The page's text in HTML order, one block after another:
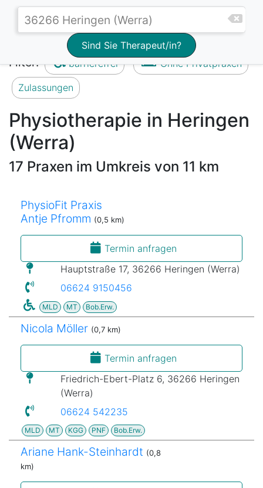
Sind Sie Therapeut/in?
Filter: barrierefrei Ohne Privatpraxen
Zulassungen
Physiotherapie in Heringen
(Werra)
17 Praxen im Umkreis von 11 km
PhysioFit Praxis
Antje Pfromm (0,5 km)
Termin anfragen
Hauptstraße 17, 36266 Heringen (Werra)
06624 9150456
MLD MT Bob.Erw.
Nicola Möller (0,7 km)
Termin anfragen
Friedrich-Ebert-Platz 6, 36266 Heringen
(Werra)
06624 542235
MLD MT KGG PNF Bob.Erw.
Ariane Hank-Steinhardt (0,8
km)